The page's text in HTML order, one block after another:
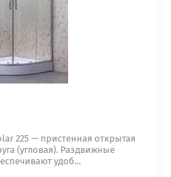
225 — пристенная открытая
(угловая). Раздвижные
удоб...